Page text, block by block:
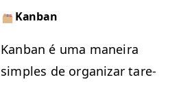
Kan­ban
​Kan­ban é uma maneira
sim­ples de orga­ni­zar tare­